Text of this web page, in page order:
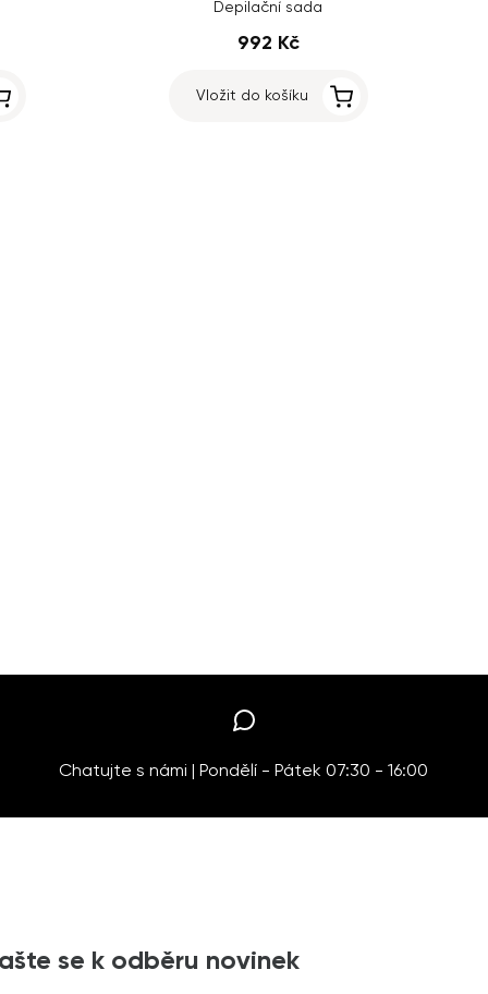
Depilační sada
992 Kč
Vložit do košíku
Chatujte s námi | Pondělí - Pátek 07:30 - 16:00
se k odběru novinek